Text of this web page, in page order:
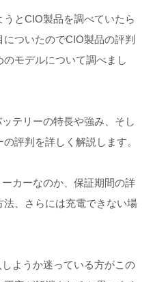
とCIO製品を調べていたら
についたのでCIO製品の評判
モデルについて調べまし
テリーの特長や強み、そし
評判を詳しく解説します。
カーなのか、保証期間の詳
、さらには充電できない場
ようか迷っている方がこの